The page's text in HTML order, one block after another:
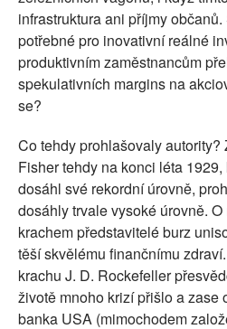
infrastruktura ani příjmy
potřebné pro inovativní reálné
produktivním zaměstnancům
spekulativních margins na
se?
Co tehdy prohlašovaly autority?
Fisher tehdy na konci léta
dosáhl své rekordní úrovně,
dosáhly trvale vysoké úrovně.
krachem představitelé burz
těší skvělému finančnímu
krachu J. D. Rockefeller
životě mnoho krizí přišlo a zase
banka USA (mimochodem